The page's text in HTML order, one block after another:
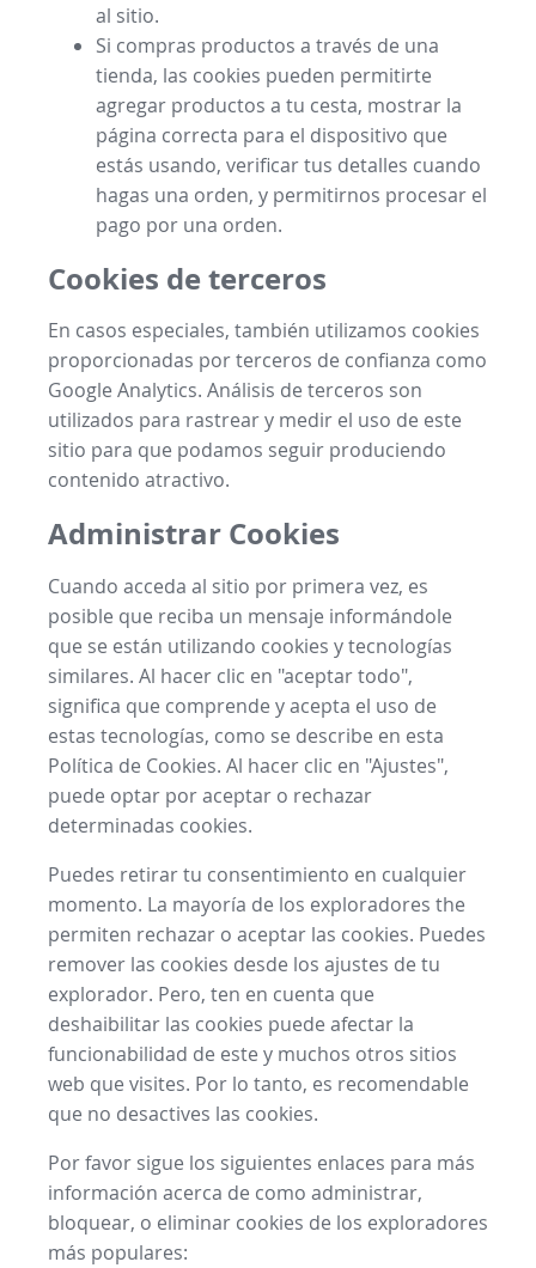
al sitio.
Si compras productos a través de una
tienda, las cookies pueden permitirte
agregar productos a tu cesta, mostrar la
página correcta para el dispositivo que
estás usando, verificar tus detalles cuando
hagas una orden, y permitirnos procesar el
pago por una orden.
Cookies de terceros
En casos especiales, también utilizamos cookies
proporcionadas por terceros de confianza como
Google Analytics. Análisis de terceros son
utilizados para rastrear y medir el uso de este
sitio para que podamos seguir produciendo
contenido atractivo.
Administrar Cookies
Cuando acceda al sitio por primera vez, es
posible que reciba un mensaje informándole
que se están utilizando cookies y tecnologías
similares. Al hacer clic en "aceptar todo",
significa que comprende y acepta el uso de
estas tecnologías, como se describe en esta
Política de Cookies. Al hacer clic en "Ajustes",
puede optar por aceptar o rechazar
determinadas cookies.
Puedes retirar tu consentimiento en cualquier
momento. La mayoría de los exploradores the
permiten rechazar o aceptar las cookies. Puedes
remover las cookies desde los ajustes de tu
explorador. Pero, ten en cuenta que
deshaibilitar las cookies puede afectar la
funcionabilidad de este y muchos otros sitios
web que visites. Por lo tanto, es recomendable
que no desactives las cookies.
Por favor sigue los siguientes enlaces para más
información acerca de como administrar,
bloquear, o eliminar cookies de los exploradores
más populares: